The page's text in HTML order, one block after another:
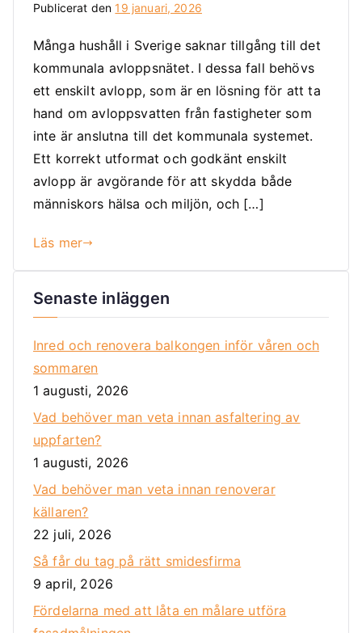
Publicerat den 19 januari, 2026
Många hushåll i Sverige saknar tillgång till det
kommunala avloppsnätet. I dessa fall behövs
ett enskilt avlopp, som är en lösning för att ta
hand om avloppsvatten från fastigheter som
inte är anslutna till det kommunala systemet.
Ett korrekt utformat och godkänt enskilt
avlopp är avgörande för att skydda både
människors hälsa och miljön, och […]
Läs mer
Senaste inläggen
Inred och renovera balkongen inför våren och
sommaren
1 augusti, 2026
Vad behöver man veta innan asfaltering av
uppfarten?
1 augusti, 2026
Vad behöver man veta innan renoverar
källaren?
22 juli, 2026
Så får du tag på rätt smidesfirma
9 april, 2026
Fördelarna med att låta en målare utföra